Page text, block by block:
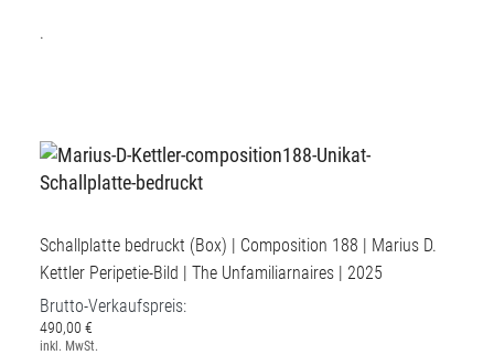
.
Schallplatte bedruckt (Box) | Composition 188 | Marius D.
Kettler Peripetie-Bild | The Unfamiliarnaires | 2025
Brutto-Verkaufspreis:
490,00 €
inkl. MwSt.